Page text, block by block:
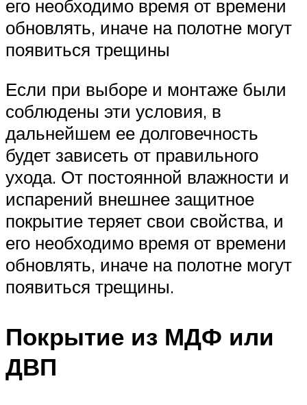
его необходимо время от времени
обновлять, иначе на полотне могут
появиться трещины
Если при выборе и монтаже были
соблюдены эти условия, в
дальнейшем ее долговечность
будет зависеть от правильного
ухода. От постоянной влажности и
испарений внешнее защитное
покрытие теряет свои свойства, и
его необходимо время от времени
обновлять, иначе на полотне могут
появиться трещины.
Покрытие из МДФ или
ДВП